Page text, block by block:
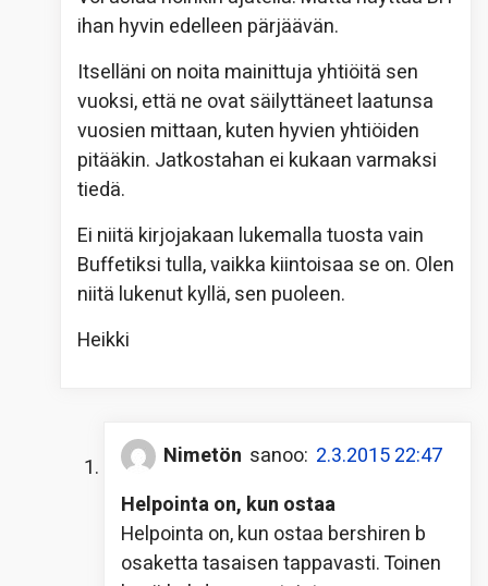
ihan hyvin edelleen pärjäävän.
Itselläni on noita mainittuja yhtiöitä sen
vuoksi, että ne ovat säilyttäneet laatunsa
vuosien mittaan, kuten hyvien yhtiöiden
pitääkin. Jatkostahan ei kukaan varmaksi
tiedä.
Ei niitä kirjojakaan lukemalla tuosta vain
Buffetiksi tulla, vaikka kiintoisaa se on. Olen
niitä lukenut kyllä, sen puoleen.
Heikki
Nimetön sanoo: 2.3.2015 22:47
Helpointa on, kun ostaa
Helpointa on, kun ostaa bershiren b
osaketta tasaisen tappavasti. Toinen